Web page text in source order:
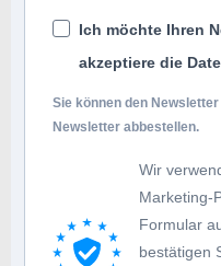
Ich möchte Ihren
akzeptiere die
Sie können den
Newsletter abbestellen.
Wir
Marketing-
Formular
bestätigen